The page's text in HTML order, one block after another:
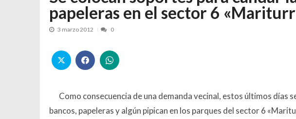
papeleras en el sector 6
3 marzo 2012 0
Como consecuencia de una demanda vecinal, estos últimos días
bancos, papeleras y algún pipican en los parques del sector 6